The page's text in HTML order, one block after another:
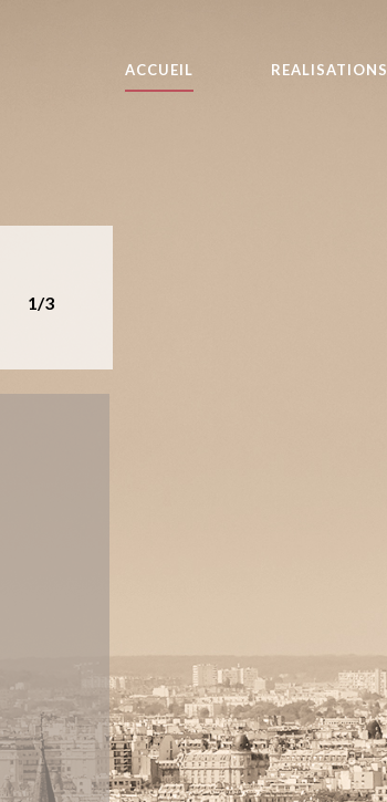
ACCUEIL REALISATIONS
1/3